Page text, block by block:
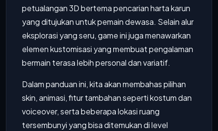
petualangan 3D bertema pencarian harta karun
yang ditujukan untuk pemain dewasa. Selain alur
eksplorasi yang seru, game ini juga menawarkan
elemen kustomisasi yang membuat pengalaman
bermain terasa lebih personal dan variatif.
Dalam panduan ini, kita akan membahas pilihan
skin, animasi, fitur tambahan seperti kostum dan
voiceover, serta beberapa lokasi ruang
tersembunyi yang bisa ditemukan di level